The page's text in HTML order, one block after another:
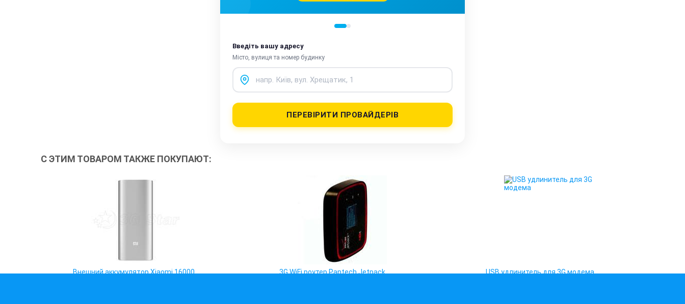
Введіть вашу адресу
Місто, вулиця та номер будинку
ПЕРЕВІРИТИ ПРОВАЙДЕРІВ
С ЭТИМ ТОВАРОМ ТАКЖЕ ПОКУПАЮТ:
Внешний аккумулятор Xiaomi 16000
3G WiFi роутер Pantech Jetpack
USB удлинитель для 3G модема